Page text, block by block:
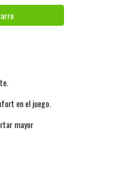
en el juego.
mayor